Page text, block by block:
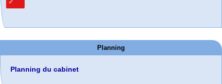
Planning
Planning du cabinet